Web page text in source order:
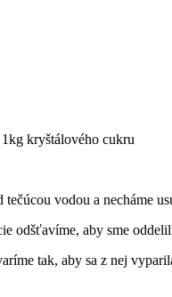
kryštálového cukru
vodou a necháme
odšťavíme, aby sme
tak, aby sa z nej